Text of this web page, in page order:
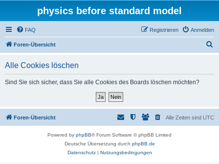
physics before standard model
FAQ Anmelden
Registrieren
Foren-Übersicht
Alle Cookies löschen
Sind Sie sich sicher, dass Sie alle Cookies des Boards löschen möchten?
Foren-Übersicht Alle Zeiten sind UTC
Powered by phpBB® Forum Software © phpBB Limited
Deutsche Übersetzung durch phpBB.de
Datenschutz| Nutzungsbedingungen